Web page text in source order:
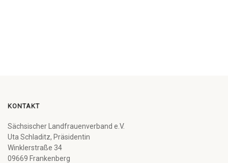
KONTAKT
Sächsischer Landfrauenverband e.V.
Uta Schladitz, Präsidentin
Winklerstraße 34
09669 Frankenberg